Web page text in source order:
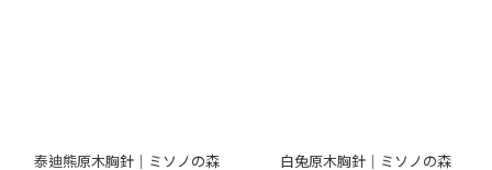
泰迪熊原木胸針｜ミソノの森 白兔原木胸針｜ミソノの森